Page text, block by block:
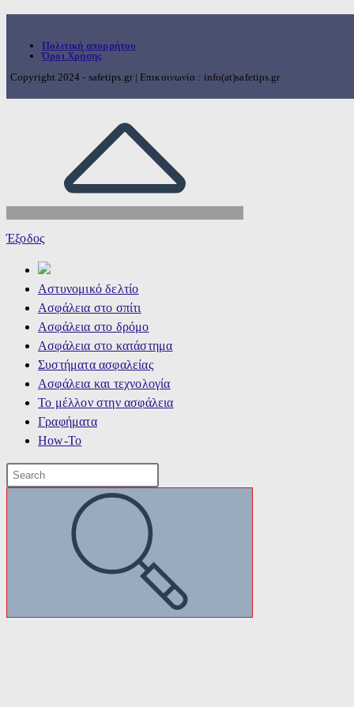
Πολιτική απορρήτου
Όροι Χρήσης
Copyright 2024 - safetips.gr | Επικοινωνία : info(at)safetips.gr
Έξοδος
Αστυνομικό δελτίο
Ασφάλεια στο σπίτι
Ασφάλεια στο δρόμο
Ασφάλεια στο κατάστημα
Συστήματα ασφαλείας
Ασφάλεια και τεχνολογία
Το μέλλον στην ασφάλεια
Γραφήματα
How-To